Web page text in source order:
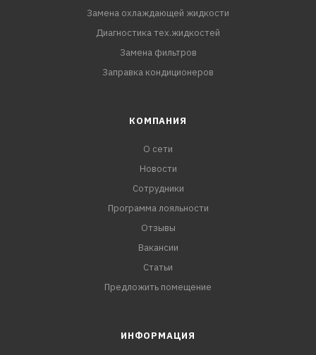
Замена охлаждающей жидкости
Диагностика тех.жидкостей
Замена фильтров
Заправка кондиционеров
КОМПАНИЯ
О сети
Новости
Сотрудники
Программа лояльности
Отзывы
Вакансии
Статьи
Предложить помещение
ИНФОРМАЦИЯ